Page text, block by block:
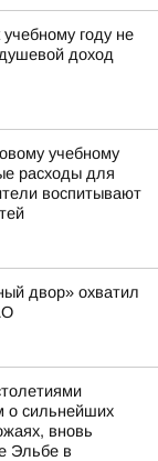
году не
доход
учебному
расходы для
воспитывают
двор» охватил
о сильнейших
вновь
Эльбе в